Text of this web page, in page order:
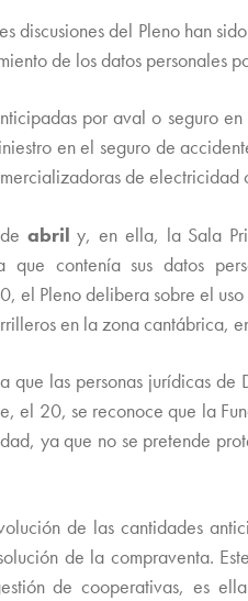
discusiones del Pleno han
de los datos
por aval o seguro
en el seguro de
de electricidad
abril y, en ella, la Sala
que contenía sus datos
el Pleno delibera sobre el
en la zona cantábrica,
las personas jurídicas
el 20, se reconoce que la
ya que no se pretende
de las cantidades
de la compraventa.
de cooperativas, es